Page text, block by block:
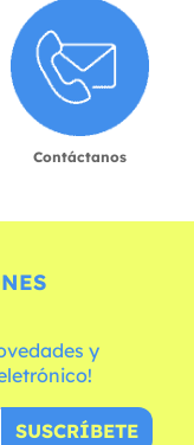
Contáctanos
y
SUSCRÍBETE